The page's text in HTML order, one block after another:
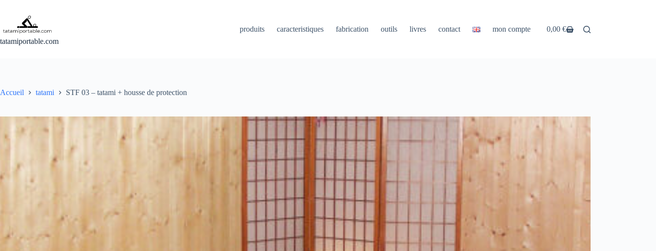
contenu
tatamiportable.com
produits caracteristiques fabrication outils livres contact mon compte
Panier
0,00 €
Accueil tatami STF 03 – tatami + housse de protection